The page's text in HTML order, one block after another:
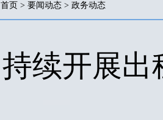
首页 > 要闻动态 > 政务动态
持续开展出